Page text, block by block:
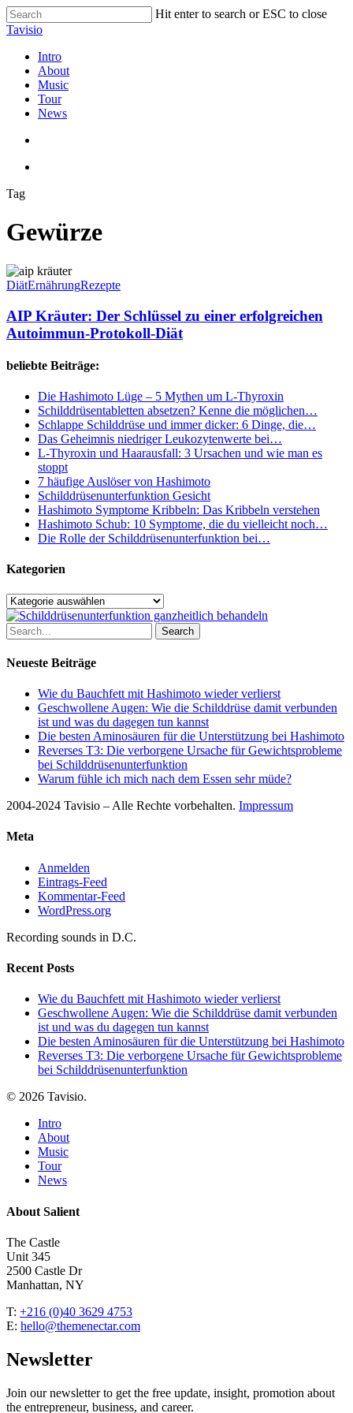
Skip
to
content
Hit enter to search or ESC to close
Close
Tavisio
search
Menu
Intro
About
Music
Tour
News
Tag
Gewürze
AIP
Kräuter:
Schlüssel
zu
einer
Autoimmun-
Diät
DiätErnährungRezepte
AIP Kräuter: Der Schlüssel zu einer erfolgreichen
Autoimmun-Protokoll-Diät
beliebte Beiträge:
Die Hashimoto Lüge – 5 Mythen um L-Thyroxin
Schilddrüsentabletten absetzen? Kenne die möglichen…
Schlappe Schilddrüse und immer dicker: 6 Dinge, die…
Das Geheimnis niedriger Leukozytenwerte bei…
L-Thyroxin und Haarausfall: 3 Ursachen und wie man es
stoppt
7 häufige Auslöser von Hashimoto
Schilddrüsenunterfunktion Gesicht
Hashimoto Symptome Kribbeln: Das Kribbeln verstehen
Hashimoto Schub: 10 Symptome, die du vielleicht noch…
Die Rolle der Schilddrüsenunterfunktion bei…
Kategorien
Kategorien
Search
Neueste Beiträge
Wie du Bauchfett mit Hashimoto wieder verlierst
Geschwollene Augen: Wie die Schilddrüse damit verbunden
ist und was du dagegen tun kannst
Die besten Aminosäuren für die Unterstützung bei Hashimoto
Reverses T3: Die verborgene Ursache für Gewichtsprobleme
bei Schilddrüsenunterfunktion
Warum fühle ich mich nach dem Essen sehr müde?
2004-2024 Tavisio – Alle Rechte vorbehalten. Impressum
Meta
Anmelden
Eintrags-Feed
Kommentar-Feed
WordPress.org
Recording sounds in D.C.
Recent Posts
Wie du Bauchfett mit Hashimoto wieder verlierst
Geschwollene Augen: Wie die Schilddrüse damit verbunden
ist und was du dagegen tun kannst
Die besten Aminosäuren für die Unterstützung bei Hashimoto
Reverses T3: Die verborgene Ursache für Gewichtsprobleme
bei Schilddrüsenunterfunktion
© 2026 Tavisio.
Close
Menu
Intro
About
Music
Tour
News
About Salient
The Castle
Unit 345
2500 Castle Dr
Manhattan, NY
T: +216 (0)40 3629 4753
E: hello@themenectar.com
Newsletter
Join our newsletter to get the free update, insight, promotion about
the entrepreneur, business, and career.